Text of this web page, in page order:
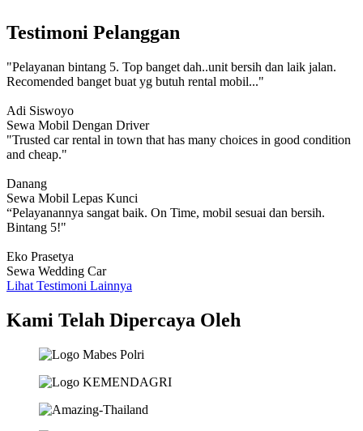
Testimoni Pelanggan
"Pelayanan bintang 5. Top banget dah..unit bersih dan laik jalan.
Recomended banget buat yg butuh rental mobil..."
Adi Siswoyo
Sewa Mobil Dengan Driver
"Trusted car rental in town that has many choices in good condition
and cheap."
Danang
Sewa Mobil Lepas Kunci
“Pelayanannya sangat baik. On Time, mobil sesuai dan bersih.
Bintang 5!"
Eko Prasetya
Sewa Wedding Car
Lihat Testimoni Lainnya
Kami Telah Dipercaya Oleh